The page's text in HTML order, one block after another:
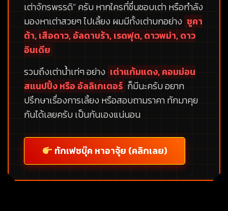
เต่าจักรพรรดิ”ครับ หากใครที่ชื่นชอบเต่า หรือกำลัง
มองหาเต่าสวยๆ ไปเลี้ยง ผมมีทั้งเต่าบกอย่าง ซูคา
ต้า, เสือดาว, อัลดาบร้า, เรดฟุต, ดาวพม่า, ดาว
อินเดีย
รวมถึงเต่าน้ำเท่ๆ อย่าง เต่าแก้มแดง, คอมม่อน
สแนปปิ้ง หรือ อัลลิเกเตอร์ ก็มีนะครับ อยาก
ปรึกษาเรื่องการเลี้ยง หรือสอบถามราคา ทักมาคุย
กันได้เลยครับ เป็นกันเองแน่นอน
ทักเฟซบุ๊ค หาอาจุ้ย (คลิกเลย)